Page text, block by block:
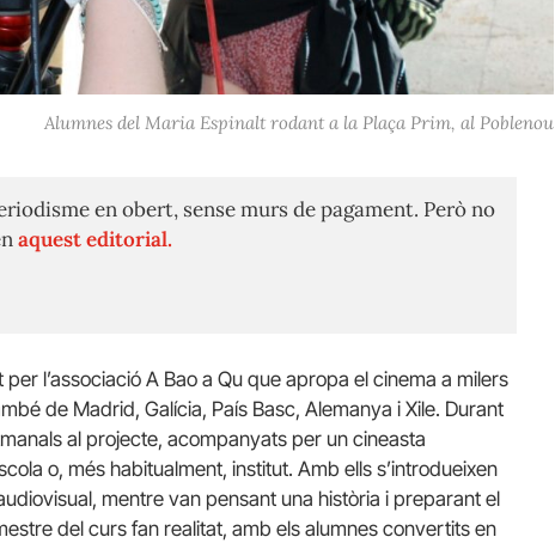
Alumnes del Maria Espinalt rodant a la Plaça Prim, al Poblenou
en obert, sense murs de pagament. Però no
aquest editorial.
l’associació A Bao a Qu que apropa el cinema a milers
de Madrid, Galícia, País Basc, Alemanya i Xile. Durant
al projecte, acompanyats per un cineasta
o, més habitualment, institut. Amb ells s’introdueixen
mentre van pensant una història i preparant el
del curs fan realitat, amb els alumnes convertits en